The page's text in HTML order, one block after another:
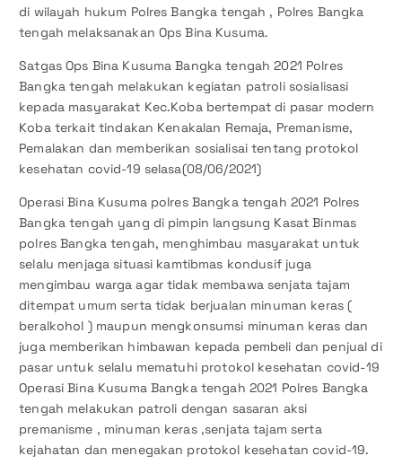
di wilayah hukum Polres Bangka tengah , Polres Bangka
tengah melaksanakan Ops Bina Kusuma.
Satgas Ops Bina Kusuma Bangka tengah 2021 Polres
Bangka tengah melakukan kegiatan patroli sosialisasi
kepada masyarakat Kec.Koba bertempat di pasar modern
Koba terkait tindakan Kenakalan Remaja, Premanisme,
Pemalakan dan memberikan sosialisai tentang protokol
kesehatan covid-19 selasa(08/06/2021)
Operasi Bina Kusuma polres Bangka tengah 2021 Polres
Bangka tengah yang di pimpin langsung Kasat Binmas
polres Bangka tengah, menghimbau masyarakat untuk
selalu menjaga situasi kamtibmas kondusif juga
mengimbau warga agar tidak membawa senjata tajam
ditempat umum serta tidak berjualan minuman keras (
beralkohol ) maupun mengkonsumsi minuman keras dan
juga memberikan himbawan kepada pembeli dan penjual di
pasar untuk selalu mematuhi protokol kesehatan covid-19
Operasi Bina Kusuma Bangka tengah 2021 Polres Bangka
tengah melakukan patroli dengan sasaran aksi
premanisme , minuman keras ,senjata tajam serta
kejahatan dan menegakan protokol kesehatan covid-19.